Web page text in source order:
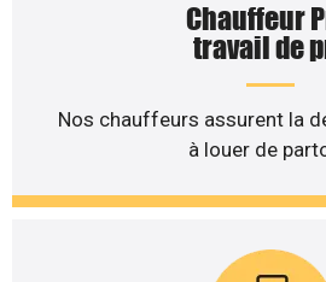
Chauffeur
travail de
Nos chauffeurs assurent la
à louer de